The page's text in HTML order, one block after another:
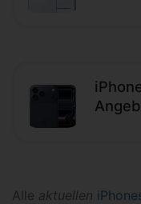
Alle aktuellen